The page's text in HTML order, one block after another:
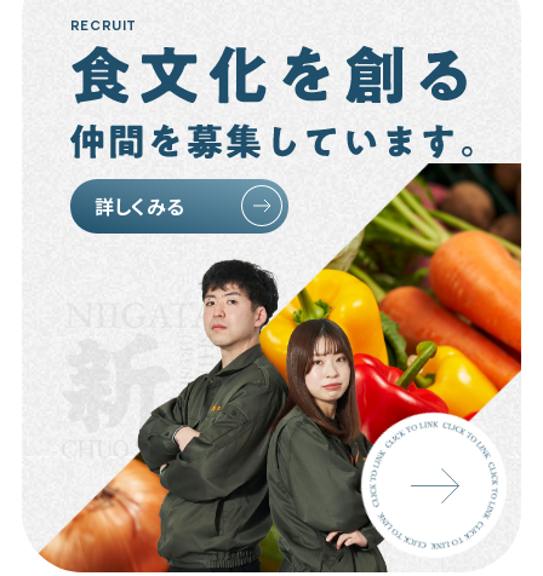
RECRUIT
詳しくみる